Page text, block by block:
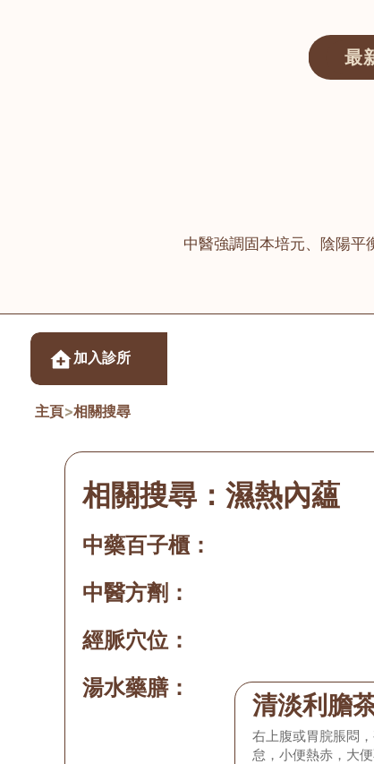
最
中醫強調固本培元、陰陽平
加入診所
主頁>相關搜尋
相關搜尋： 濕熱內蘊
中藥百子櫃：
中醫方劑：
經脈穴位：
湯水藥膳：
清淡利膽
右上腹或胃脘脹悶
怠，小便熱赤，大